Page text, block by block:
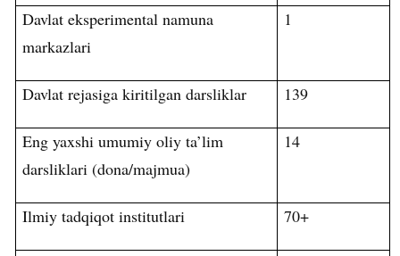
Davlat eksperimental namuna
markazlari
1
Davlat rejasiga kiritilgan darsliklar 139
Eng yaxshi umumiy oliy ta’lim
darsliklari (dona/majmua)
14
Ilmiy tadqiqot institutlari 70+